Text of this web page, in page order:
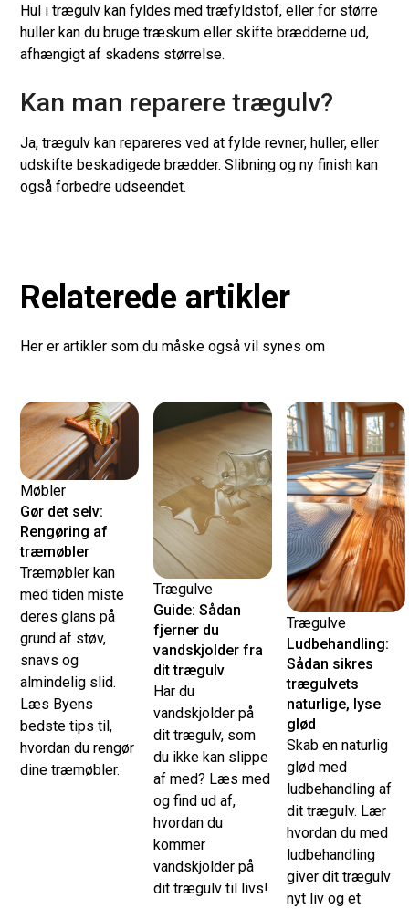
Hul i trægulv kan fyldes med træfyldstof, eller for større
huller kan du bruge træskum eller skifte brædderne ud,
afhængigt af skadens størrelse.
Kan man reparere trægulv?
Ja, trægulv kan repareres ved at fylde revner, huller, eller
udskifte beskadigede brædder. Slibning og ny finish kan
også forbedre udseendet.
Relaterede artikler
Her er artikler som du måske også vil synes om
Møbler
Gør det selv:
Rengøring af
træmøbler
Træmøbler kan
med tiden miste
deres glans på
grund af støv,
snavs og
almindelig slid.
Læs Byens
bedste tips til,
hvordan du rengør
dine træmøbler.
Trægulve
Guide: Sådan
fjerner du
vandskjolder fra
dit trægulv
Har du
vandskjolder på
dit trægulv, som
du ikke kan slippe
af med? Læs med
og find ud af,
hvordan du
kommer
vandskjolder på
dit trægulv til livs!
Trægulve
Ludbehandling:
Sådan sikres
trægulvets
naturlige, lyse
glød
Skab en naturlig
glød med
ludbehandling af
dit trægulv. Lær
hvordan du med
ludbehandling
giver dit trægulv
nyt liv og et